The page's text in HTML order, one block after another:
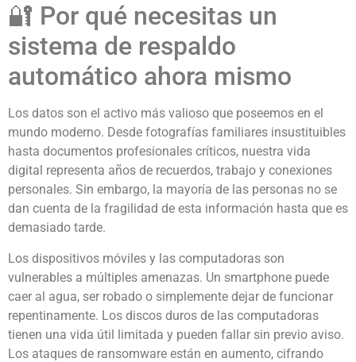
🔐 Por qué necesitas un
sistema de respaldo
automático ahora mismo
Los datos son el activo más valioso que poseemos en el
mundo moderno. Desde fotografías familiares insustituibles
hasta documentos profesionales críticos, nuestra vida
digital representa años de recuerdos, trabajo y conexiones
personales. Sin embargo, la mayoría de las personas no se
dan cuenta de la fragilidad de esta información hasta que es
demasiado tarde.
Los dispositivos móviles y las computadoras son
vulnerables a múltiples amenazas. Un smartphone puede
caer al agua, ser robado o simplemente dejar de funcionar
repentinamente. Los discos duros de las computadoras
tienen una vida útil limitada y pueden fallar sin previo aviso.
Los ataques de ransomware están en aumento, cifrando